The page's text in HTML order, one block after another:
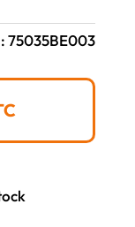
:75035BE003
€.